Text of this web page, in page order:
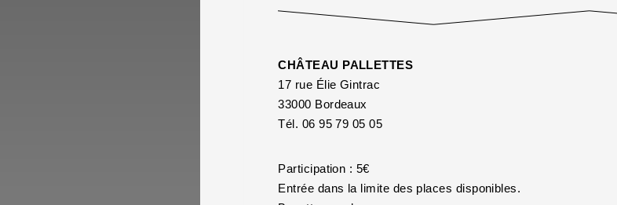
CHÂTEAU PALLETTES
17 rue Élie Gintrac
33000 Bordeaux
Tél. 06 95 79 05 05
Participation : 5€
Entrée dans la limite des places disponibles.